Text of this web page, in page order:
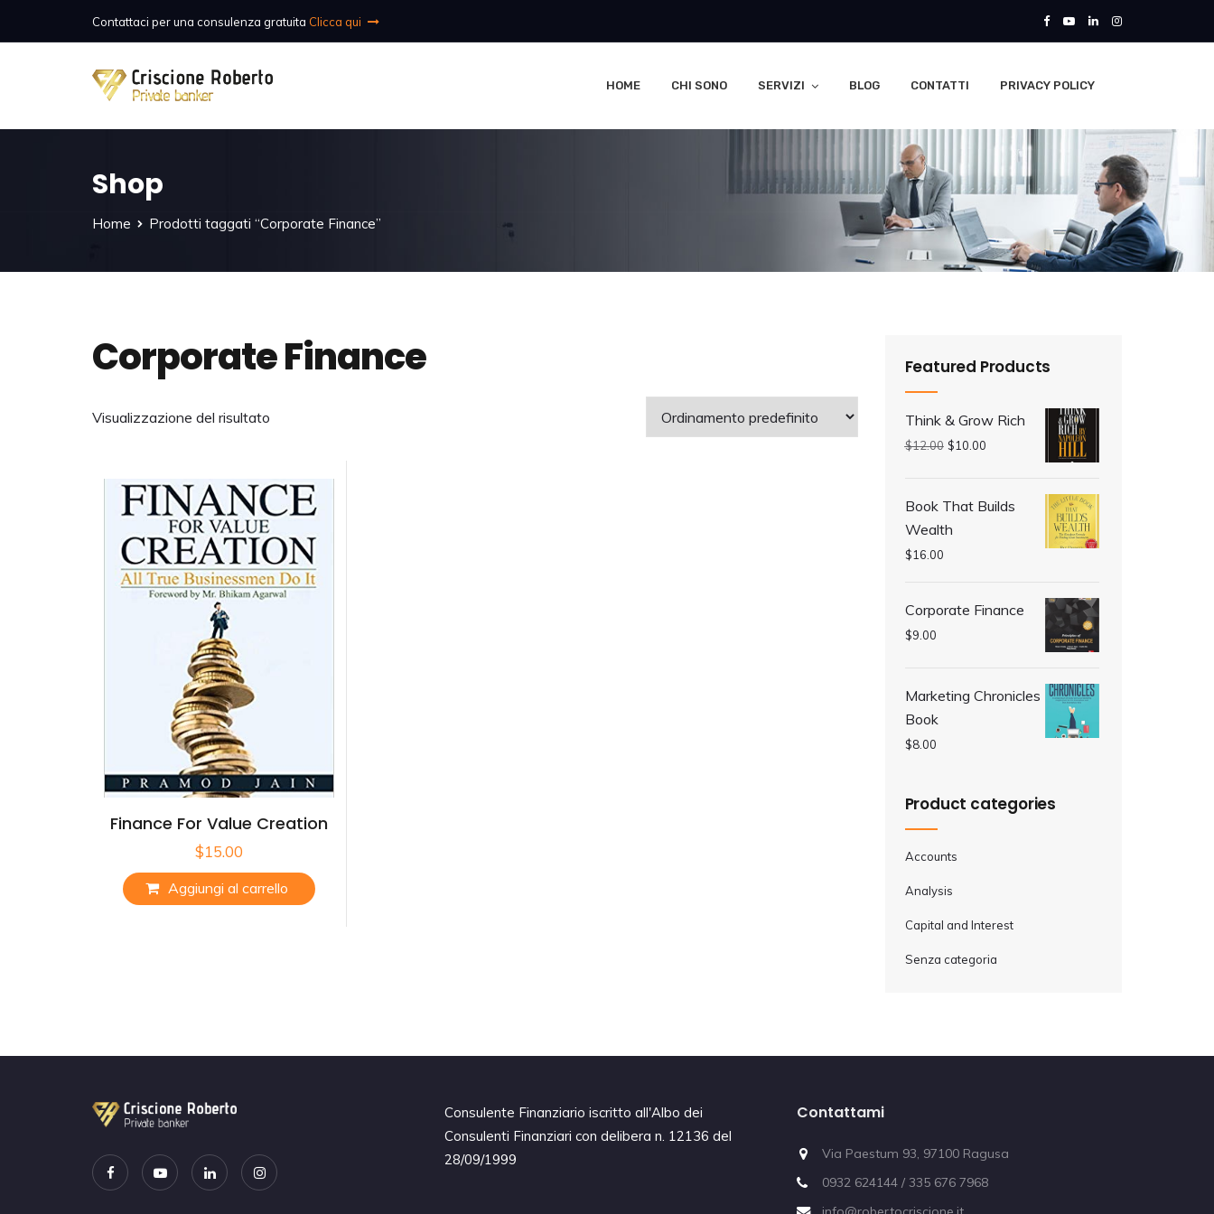
Contattaci per una consulenza gratuita Clicca qui
HOME CHI SONO SERVIZI BLOG CONTATTI PRIVACY POLICY
Shop
Home Prodotti taggati “Corporate Finance”
Corporate Finance
Visualizzazione del risultato
Finance For Value Creation
$15.00
Aggiungi al carrello
Featured Products
Think & Grow Rich
$12.00 $10.00
Book That Builds
Wealth
$16.00
Corporate Finance
$9.00
Marketing Chronicles
Book
$8.00
Product categories
Accounts
Analysis
Capital and Interest
Senza categoria
Consulente Finanziario iscritto all'Albo dei
Consulenti Finanziari con delibera n. 12136 del
28/09/1999
Contattami
Via Paestum 93, 97100 Ragusa
0932 624144 / 335 676 7968